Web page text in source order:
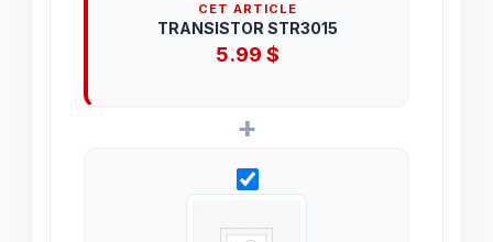
CET ARTICLE
TRANSISTOR STR3015
5.99$
+